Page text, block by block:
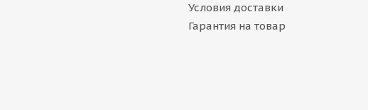
Условия доставки
Гарантия на товар